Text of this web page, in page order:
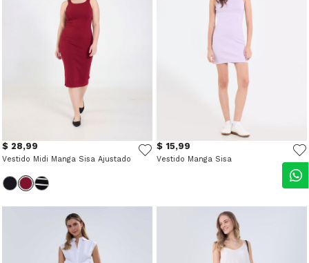
$ 28,99
Vestido Midi Manga Sisa Ajustado
$ 15,99
Vestido Manga Sisa